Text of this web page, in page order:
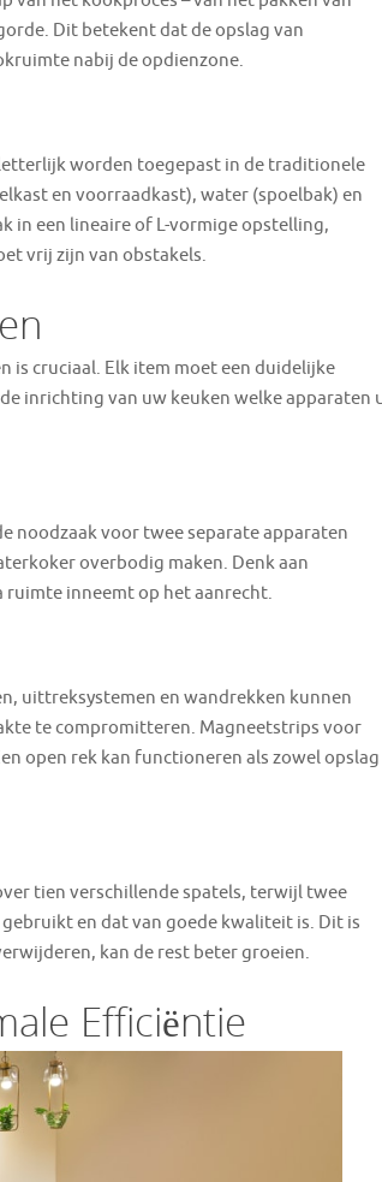
Dit betekent dat de opslag van
nabij de opdienzone.
worden toegepast in de traditionele
en voorraadkast), water (spoelbak) en
in een lineaire of L-vormige opstelling,
vrij zijn van obstakels.
is cruciaal. Elk item moet een duidelijke
inrichting van uw keuken welke apparaten
noodzaak voor twee separate apparaten
overbodig maken. Denk aan
inneemt op het aanrecht.
uittreksystemen en wandrekken kunnen
te compromitteren. Magneetstrips voor
open rek kan functioneren als zowel opslag
tien verschillende spatels, terwijl twee
en dat van goede kwaliteit is. Dit is
kan de rest beter groeien.
Efficiëntie